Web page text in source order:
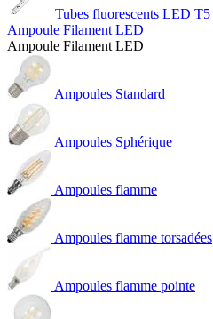
Tubes fluorescents LED T5
Ampoule Filament LED
Ampoule Filament LED
Ampoules Standard
Ampoules Sphérique
Ampoules flamme
Ampoules flamme torsadées
Ampoules flamme pointe